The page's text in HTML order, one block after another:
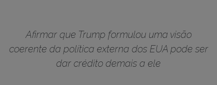
Afirmar que Trump formulou uma visão
coerente da política externa dos EUA pode ser
dar crédito demais a ele